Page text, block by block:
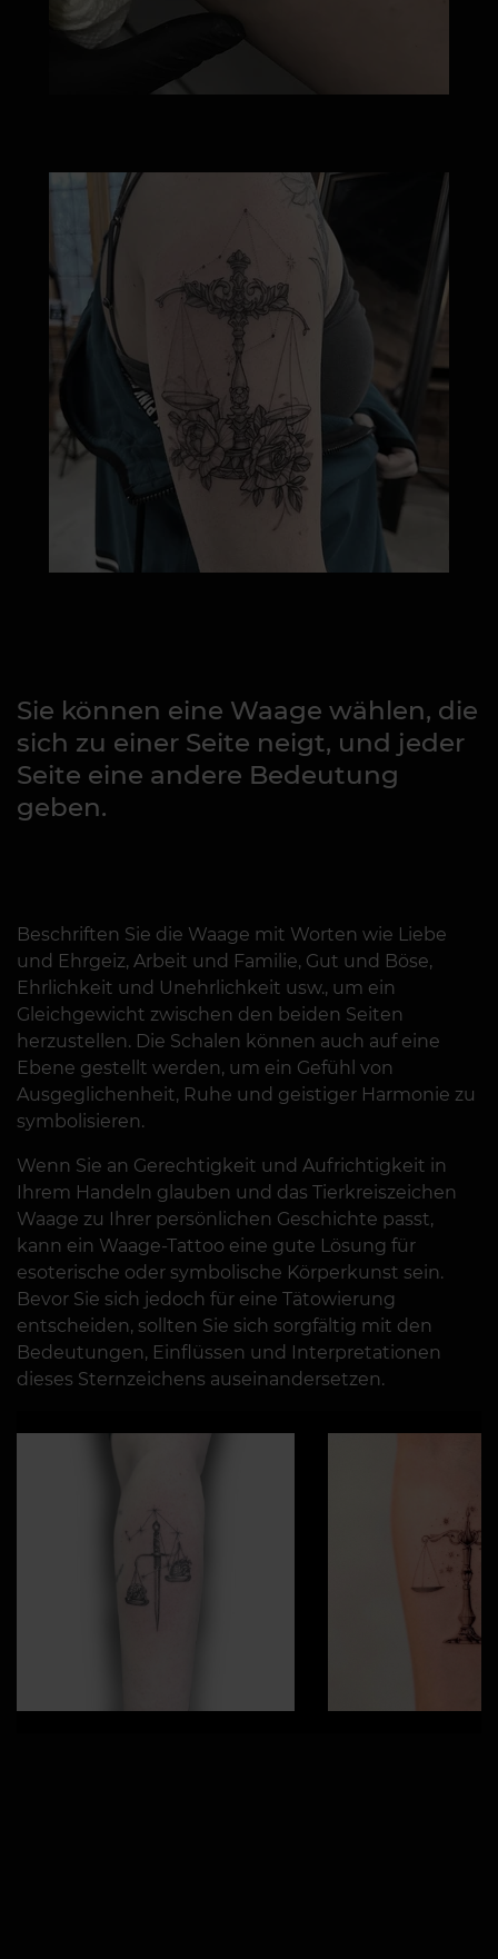
Sie können eine Waage wählen, die
sich zu einer Seite neigt, und jeder
Seite eine andere Bedeutung
geben.
Beschriften Sie die Waage mit Worten wie Liebe
und Ehrgeiz, Arbeit und Familie, Gut und Böse,
Ehrlichkeit und Unehrlichkeit usw., um ein
Gleichgewicht zwischen den beiden Seiten
herzustellen. Die Schalen können auch auf eine
Ebene gestellt werden, um ein Gefühl von
Ausgeglichenheit, Ruhe und geistiger Harmonie zu
symbolisieren.
Wenn Sie an Gerechtigkeit und Aufrichtigkeit in
Ihrem Handeln glauben und das Tierkreiszeichen
Waage zu Ihrer persönlichen Geschichte passt,
kann ein Waage-Tattoo eine gute Lösung für
esoterische oder symbolische Körperkunst sein.
Bevor Sie sich jedoch für eine Tätowierung
entscheiden, sollten Sie sich sorgfältig mit den
Bedeutungen, Einflüssen und Interpretationen
dieses Sternzeichens auseinandersetzen.